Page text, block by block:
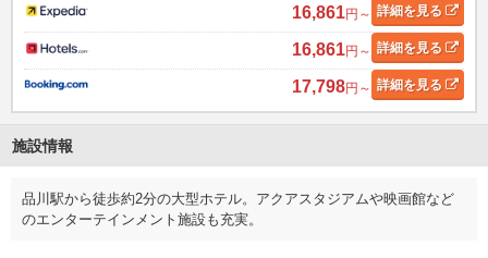
16,861円～ 詳細を見る
16,861円～ 詳細を見る
17,798円～ 詳細を見る
施設情報
品川駅から徒歩約2分の大型ホテル。アクアスタジアムや映画館など
のエンターテインメント施設も充実。